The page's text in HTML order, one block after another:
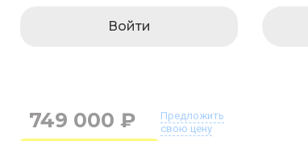
Войти
749 000 ₽
Предложить
свою цену